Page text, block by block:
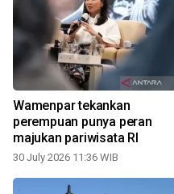
Wamenpar tekankan
perempuan punya peran
majukan pariwisata RI
30 July 2026 11:36 WIB